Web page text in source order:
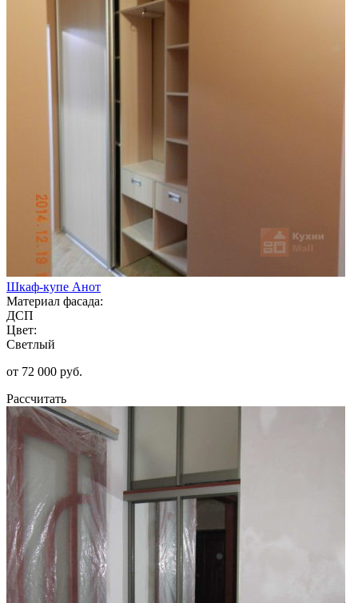
Шкаф-купе Анот
Материал фасада:
ДСП
Цвет:
Светлый
от 72 000 руб.
Рассчитать